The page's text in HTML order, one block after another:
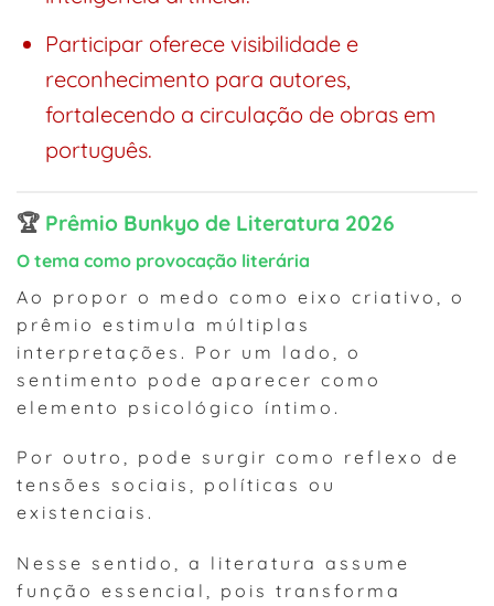
Participar oferece visibilidade e
reconhecimento para autores,
fortalecendo a circulação de obras em
português.
🏆 Prêmio Bunkyo de Literatura 2026
O tema como provocação literária
Ao propor o medo como eixo criativo, o
prêmio estimula múltiplas
interpretações. Por um lado, o
sentimento pode aparecer como
elemento psicológico íntimo.
Por outro, pode surgir como reflexo de
tensões sociais, políticas ou
existenciais.
Nesse sentido, a literatura assume
função essencial, pois transforma